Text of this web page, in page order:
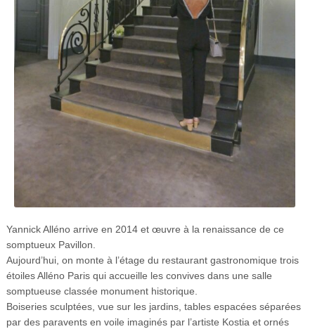
Yannick Alléno arrive en 2014 et œuvre à la renaissance de ce
somptueux Pavillon.
Aujourd’hui, on monte à l’étage du restaurant gastronomique trois
étoiles Alléno Paris qui accueille les convives dans une salle
somptueuse classée monument historique.
Boiseries sculptées, vue sur les jardins, tables espacées séparées
par des paravents en voile imaginés par l’artiste Kostia et ornés